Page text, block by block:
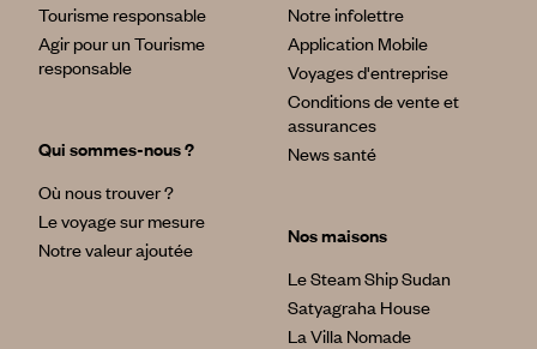
Tourisme responsable
Agir pour un Tourisme
responsable
Qui sommes-nous ?
Où nous trouver ?
Le voyage sur mesure
Notre valeur ajoutée
Notre infolettre
Application Mobile
Voyages d'entreprise
Conditions de vente et
assurances
News santé
Nos maisons
Le Steam Ship Sudan
Satyagraha House
La Villa Nomade